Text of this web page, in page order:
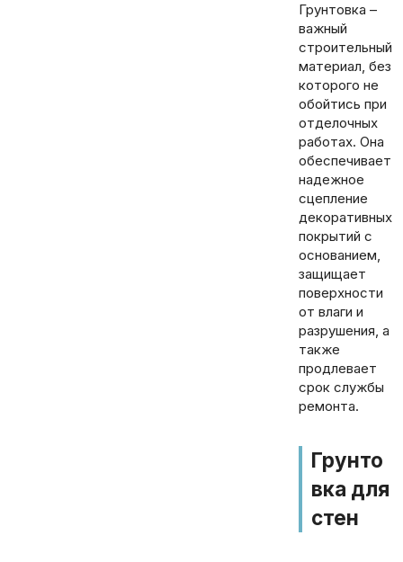
Грунтовка –
важный
строительный
материал, без
которого не
обойтись при
отделочных
работах. Она
обеспечивает
надежное
сцепление
декоративных
покрытий с
основанием,
защищает
поверхности
от влаги и
разрушения, а
также
продлевает
срок службы
ремонта.
Грунто
вка для
стен